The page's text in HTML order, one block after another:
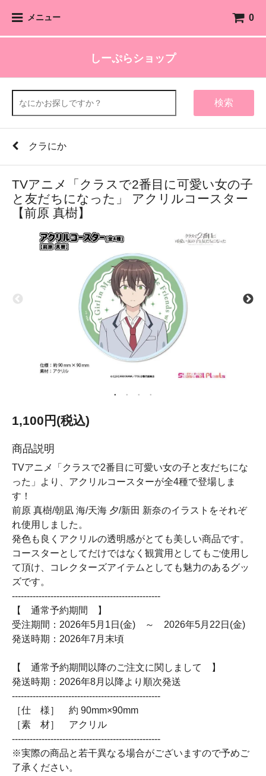
メニュー 0
しーぷらショップ
検索
クラにか
TVアニメ「クラスで2番目に可愛い女の子
と友だちになった」 アクリルコースター
【前原 真樹】
1,100円(税込)
商品説明
TVアニメ「クラスで2番目に可愛い女の子と友だちにな
った」より、アクリルコースターが全4種で登場しま
す！
前原 真樹/朝凪 海/天海 夕/新田 新奈のイラストをそれぞ
れ使用しました。
発色も良くアクリルの透明感がとても美しい商品です。
コースターとしてだけではなく観賞用としてもご使用し
て頂け、コレクターズアイテムとしても魅力のあるグッ
ズです。
--------------------------------------------------
【 通常予約期間 】
受注期間：2026年5月1日(金) ～ 2026年5月22日(金)
発送時期：2026年7月末頃
【 通常予約期間以降のご注文に関しまして 】
発送時期：2026年8月以降より順次発送
--------------------------------------------------
［仕 様］ 約 90mm×90mm
［素 材］ アクリル
--------------------------------------------------
※実際の商品と若干異なる場合がございますので予めご
了承ください。